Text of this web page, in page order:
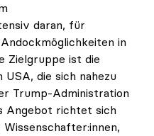
daran, für
in
Zielgruppe ist die
die sich nahezu
Trump-Administration
Angebot richtet sich